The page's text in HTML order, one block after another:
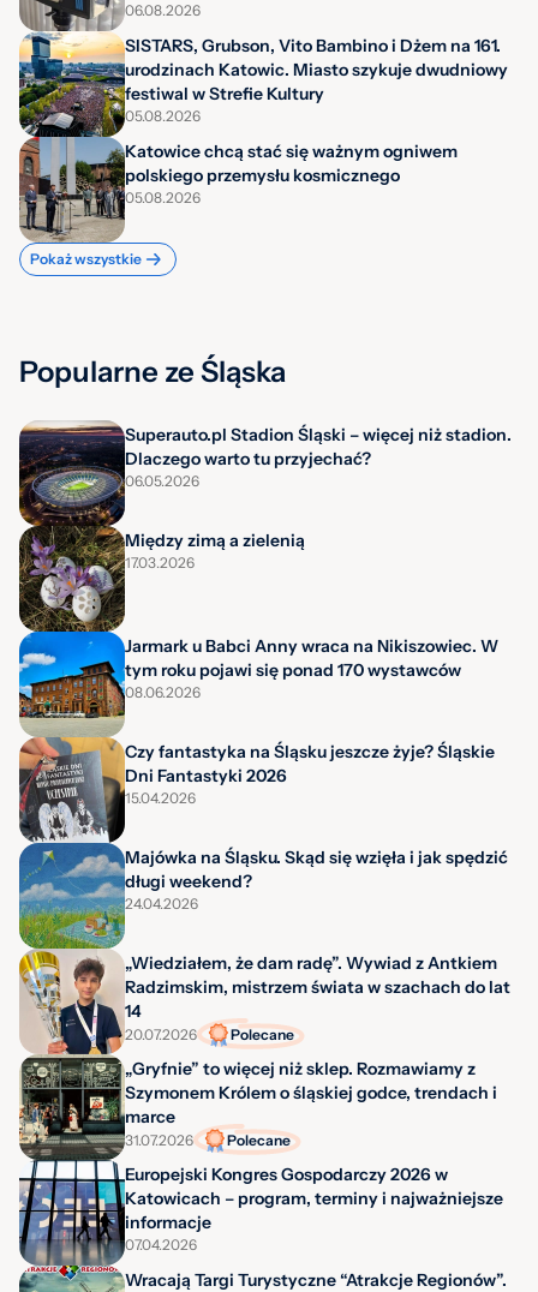
06.08.2026
SISTARS, Grubson, Vito Bambino i Dżem na 161.
urodzinach Katowic. Miasto szykuje dwudniowy
festiwal w Strefie Kultury
05.08.2026
Katowice chcą stać się ważnym ogniwem
polskiego przemysłu kosmicznego
05.08.2026
Pokaż wszystkie
Popularne ze Śląska
Superauto.pl Stadion Śląski – więcej niż stadion.
Dlaczego warto tu przyjechać?
06.05.2026
Między zimą a zielenią
17.03.2026
Jarmark u Babci Anny wraca na Nikiszowiec. W
tym roku pojawi się ponad 170 wystawców
08.06.2026
Czy fantastyka na Śląsku jeszcze żyje? Śląskie
Dni Fantastyki 2026
15.04.2026
Majówka na Śląsku. Skąd się wzięła i jak spędzić
długi weekend?
24.04.2026
„Wiedziałem, że dam radę”. Wywiad z Antkiem
Radzimskim, mistrzem świata w szachach do lat
14
20.07.2026 Polecane
„Gryfnie” to więcej niż sklep. Rozmawiamy z
Szymonem Królem o śląskiej godce, trendach i
marce
31.07.2026 Polecane
Europejski Kongres Gospodarczy 2026 w
Katowicach – program, terminy i najważniejsze
informacje
07.04.2026
Wracają Targi Turystyczne “Atrakcje Regionów”.